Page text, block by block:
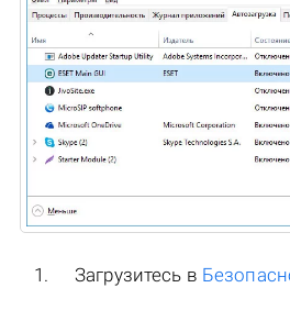
Загрузитесь в